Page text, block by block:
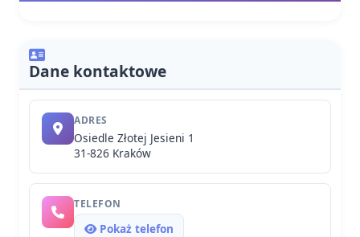
Dane kontaktowe
ADRES
Osiedle Złotej Jesieni 1
31-826 Kraków
TELEFON
Pokaż telefon